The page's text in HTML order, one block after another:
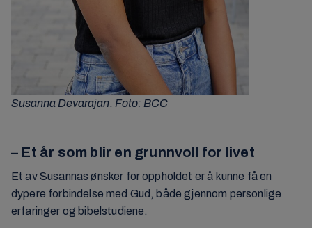
Susanna Devarajan. Foto: BCC
– Et år som blir en grunnvoll for livet
Et av Susannas ønsker for oppholdet er å kunne få en
dypere forbindelse med Gud, både gjennom personlige
erfaringer og bibelstudiene.